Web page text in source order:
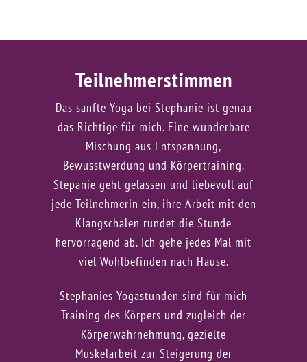
Das ist ein Geschenk.
Ich melde mich hiermit für eine Probestunde
an.
Einen Unkostenbeitrag von 15 Euro für
die Probestunde zahle ich bar im
jeweiligen Kurs. Die Probestunde für
Kinderyoga und Kindertanz ist kostenfrei.
Hiermit erkläre ich mich einverstanden,
dass meine in das Kontaktformular
eingegebenen Daten elektronisch
gespeichert und zum Zweck der
werden. Mir ist bekannt, dass ich meine
Einwilligung jederzeit widerrufen kann.
Das ist ein Geschenk.
Ich melde mich hiermit für eine Probestunde
an.
Teilnehmerstimmen
Das sanfte Yoga bei Stephanie ist genau
das Richtige für mich. Eine wunderbare
Mischung aus Entspannung,
Bewusstwerdung und Körpertraining.
Stepanie geht gelassen und liebevoll auf
jede Teilnehmerin ein, ihre Arbeit mit den
Klangschalen rundet die Stunde
hervorragend ab. Ich gehe jedes Mal mit
viel Wohlbefinden nach Hause.
Stephanies Yogastunden sind für mich
Training des Körpers und zugleich der
Körperwahrnehmung, gezielte
Muskelarbeit zur Steigerung der